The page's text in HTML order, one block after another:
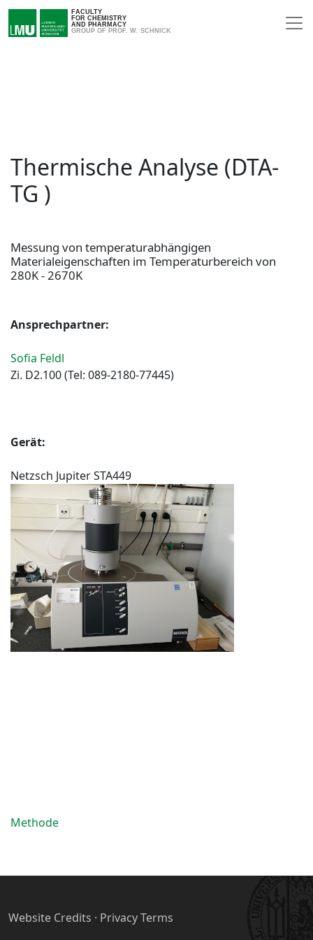
FACULTY
FOR CHEMISTRY
AND PHARMACY
GROUP OF PROF. W. SCHNICK
Thermische Analyse (DTA-
TG )
Messung von temperaturabhängigen
Materialeigenschaften im Temperaturbereich von
280K - 2670K
Ansprechpartner:
Sofia Feldl
Zi. D2.100 (Tel: 089-2180-77445)
Gerät:
Netzsch Jupiter STA449
Methode
Website Credits · Privacy Terms